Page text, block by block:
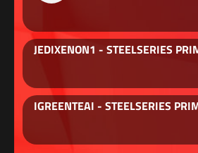
JEDIXENON1 - STEELSERIES
IGREENTEAI - STEELSERIES